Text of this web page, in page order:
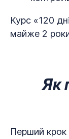
Курс «120
майже 2
Як
Перший крок